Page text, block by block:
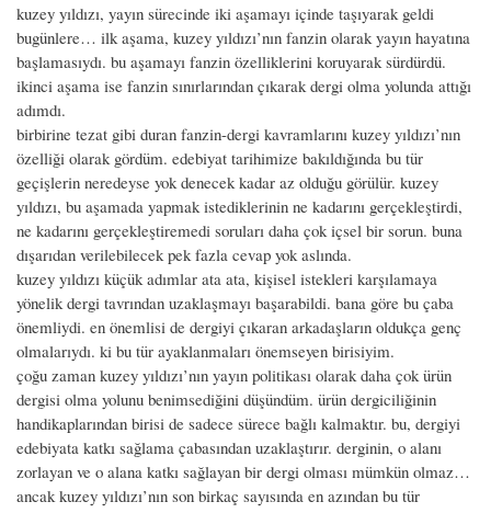
kuzey yıldızı, yayın sürecinde iki aşamayı içinde taşıyarak geldi
bugünlere… ilk aşama, kuzey yıldızı’nın fanzin olarak yayın hayatına
başlamasıydı. bu aşamayı fanzin özelliklerini koruyarak sürdürdü.
ikinci aşama ise fanzin sınırlarından çıkarak dergi olma yolunda attığı
adımdı.
birbirine tezat gibi duran fanzin-dergi kavramlarını kuzey yıldızı’nın
özelliği olarak gördüm. edebiyat tarihimize bakıldığında bu tür
geçişlerin neredeyse yok denecek kadar az olduğu görülür. kuzey
yıldızı, bu aşamada yapmak istediklerinin ne kadarını gerçekleştirdi,
ne kadarını gerçekleştiremedi soruları daha çok içsel bir sorun. buna
dışarıdan verilebilecek pek fazla cevap yok aslında.
kuzey yıldızı küçük adımlar ata ata, kişisel istekleri karşılamaya
yönelik dergi tavrından uzaklaşmayı başarabildi. bana göre bu çaba
önemliydi. en önemlisi de dergiyi çıkaran arkadaşların oldukça genç
olmalarıydı. ki bu tür ayaklanmaları önemseyen birisiyim.
çoğu zaman kuzey yıldızı’nın yayın politikası olarak daha çok ürün
dergisi olma yolunu benimsediğini düşündüm. ürün dergiciliğinin
handikaplarından birisi de sadece sürece bağlı kalmaktır. bu, dergiyi
edebiyata katkı sağlama çabasından uzaklaştırır. derginin, o alanı
zorlayan ve o alana katkı sağlayan bir dergi olması mümkün olmaz…
ancak kuzey yıldızı’nın son birkaç sayısında en azından bu tür